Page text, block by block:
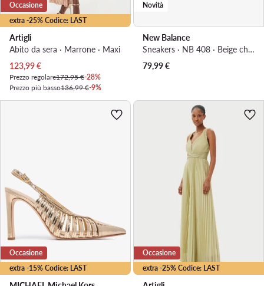
extra -25% Codice: LAST
Occasione
Artigli
Abito da sera · Marrone · Maxi
Prezzo attuale
123,99€
Prezzo regolare172,95 €-28%
Prezzo più basso136,99 €-9%
Novità
New Balance
Sneakers · NB 408 · Beige chiaro
79,99€
extra -15% Codice: LAST
Occasione
extra -25% Codice: LAST
Occasione